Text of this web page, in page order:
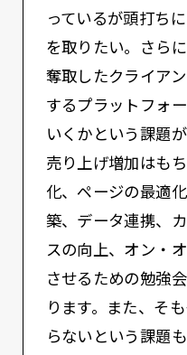
っているが頭打ち
を取りたい。さら
奪取したクライア
するプラットフォ
いくかという課題が
売り上げ増加はも
化、ページの最適
築、データ連携、
スの向上、オン・
させるための勉強
ります。また、そ
らないという課題